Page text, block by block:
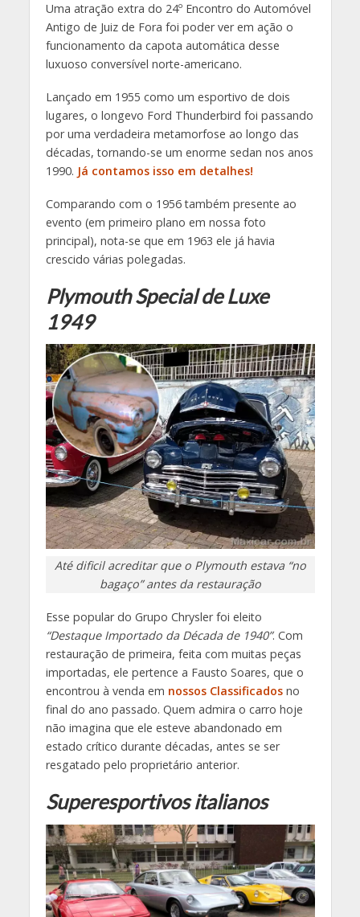
Uma atração extra do 24º Encontro do Automóvel
Antigo de Juiz de Fora foi poder ver em ação o
funcionamento da capota automática desse
luxuoso conversível norte-americano.
Lançado em 1955 como um esportivo de dois
lugares, o longevo Ford Thunderbird foi passando
por uma verdadeira metamorfose ao longo das
décadas, tornando-se um enorme sedan nos anos
1990. Já contamos isso em detalhes!
Comparando com o 1956 também presente ao
evento (em primeiro plano em nossa foto
principal), nota-se que em 1963 ele já havia
crescido várias polegadas.
Plymouth Special de Luxe
1949
Até dificil acreditar que o Plymouth estava “no
bagaço” antes da restauração
Esse popular do Grupo Chrysler foi eleito
“Destaque Importado da Década de 1940”. Com
restauração de primeira, feita com muitas peças
importadas, ele pertence a Fausto Soares, que o
encontrou à venda em nossos Classificadosno
final do ano passado. Quem admira o carro hoje
não imagina que ele esteve abandonado em
estado crítico durante décadas, antes se ser
resgatado pelo proprietário anterior.
Superesportivos italianos